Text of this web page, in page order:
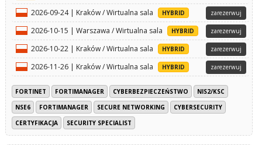
2026-09-24 | Kraków / Wirtualna sala HYBRID zarezerwuj
2026-10-15 | Warszawa / Wirtualna sala HYBRID zarezerwuj
2026-10-22 | Kraków / Wirtualna sala HYBRID zarezerwuj
2026-11-26 | Kraków / Wirtualna sala HYBRID zarezerwuj
FORTINET FORTIMANAGER CYBERBEZPIECZEŃSTWO
NIS2/KSC
NSE6
FORTIMANAGER SECURE NETWORKING
CYBERSECURITY
CERTYFIKACJA
SECURITY SPECIALIST